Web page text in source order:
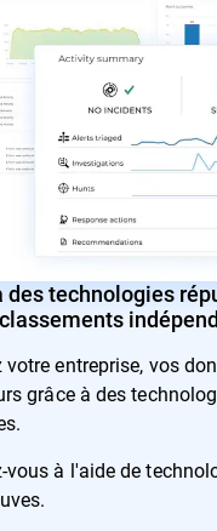
des technologies
votre entreprise, vos
grâce à des
vous à l'aide de